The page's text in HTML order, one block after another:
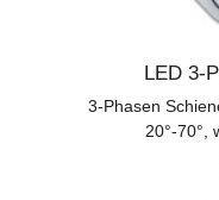
LED 3-
3-Phasen
20°-70°,